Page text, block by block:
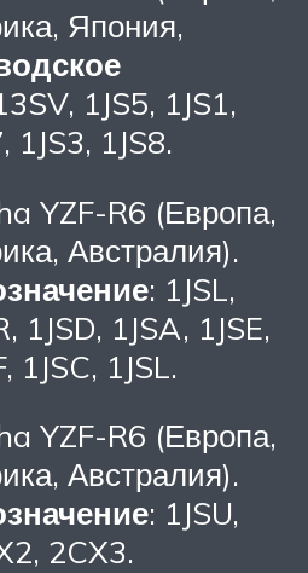
Япония,
1JS5, 1JS1,
1JS3, 1JS8.
YZF-R6 (Европа,
Австралия).
: 1JSL,
1JSD, 1JSA, 1JSE,
1JSC, 1JSL.
YZF-R6 (Европа,
Австралия).
: 1JSU,
2CX3.